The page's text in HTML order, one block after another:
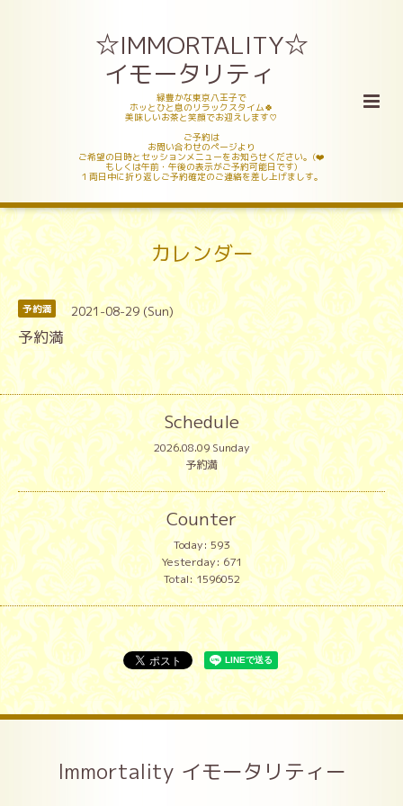
☆IMMORTALITY☆
イモータリティ
緑豊かな東京八王子で
ホッとひと息のリラックスタイム🍀
美味しいお茶と笑顔でお迎えします♡
ご予約は
お問い合わせのページより
ご希望の日時とセッションメニューをお知らせください。(❤️
もしくは午前・午後の表示がご予約可能日です)
１両日中に折り返しご予約確定のご連絡を差し上げましす。
カレンダー
予約満 2021-08-29 (Sun)
予約満
Schedule
2026.08.09 Sunday
予約満
Counter
Today:593
Yesterday:671
Total:1596052
Immortality イモータリティー